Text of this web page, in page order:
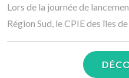
Lors de la journée de
Région Sud, le CPIE des îles